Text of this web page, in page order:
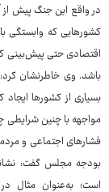
در واقع این جنگ پیش از
کشورهایی که وابستگی
اقتصادی حتی پیش‌بینی
باشد. وی خاطرنشان
بسیاری از کشورها
مواجهه با چنین شرایطی
فشارهای اجتماعی و
بودجه مجلس گفت:
است؛ به‌عنوان مثال